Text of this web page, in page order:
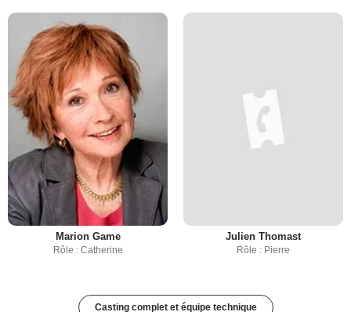
Marion Game
Rôle : Catherine
Julien Thomast
Rôle : Pierre
Casting complet et équipe technique